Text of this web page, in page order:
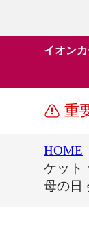
イオン
重
HOME
ケット
母の日